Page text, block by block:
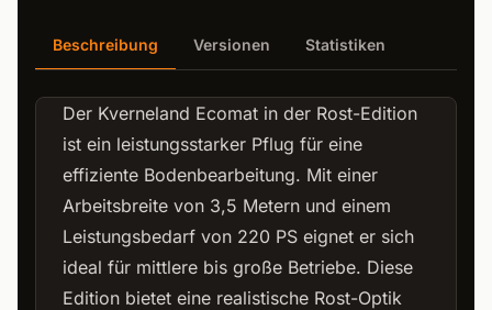
Beschreibung Versionen Statistiken
Der Kverneland Ecomat in der Rost-Edition
ist ein leistungsstarker Pflug für eine
effiziente Bodenbearbeitung. Mit einer
Arbeitsbreite von 3,5 Metern und einem
Leistungsbedarf von 220 PS eignet er sich
ideal für mittlere bis große Betriebe. Diese
Edition bietet eine realistische Rost-Optik